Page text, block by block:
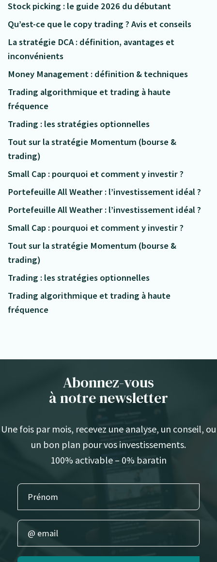
Stock picking : le guide 2026 du débutant
Qu’est-ce que le copy trading ? Avis et conseils
La stratégie DCA : définition, avantages et
inconvénients
Money Management : définition & techniques
Trading algorithmique et trading à haute
fréquence
Trading : les stratégies optionnelles
Tout sur la stratégie Momentum (bourse &
trading)
Small Cap : pourquoi et comment y investir ?
Portefeuille All Weather : l’investissement idéal ?
Portefeuille All Weather : l’investissement idéal ?
Small Cap : pourquoi et comment y investir ?
Tout sur la stratégie Momentum (bourse &
trading)
Trading : les stratégies optionnelles
Trading algorithmique et trading à haute
fréquence
Abonnez-vous
à notre newsletter
Une fois par mois, recevez une analyse, un conseil, ou
un bon plan pour vos investissements.
100% activable – 0% baratin